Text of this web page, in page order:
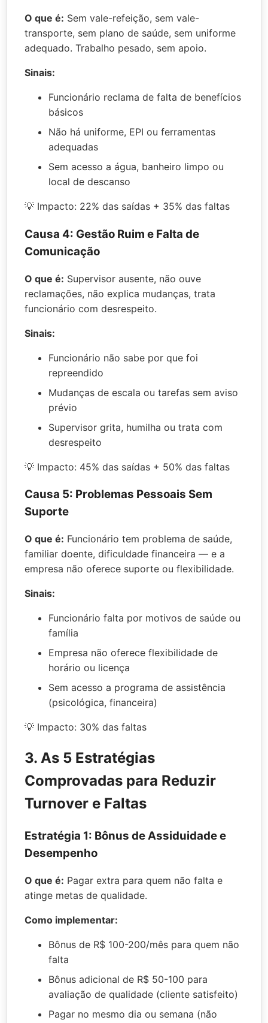
O que é: Sem vale-refeição, sem vale-
transporte, sem plano de saúde, sem uniforme
adequado. Trabalho pesado, sem apoio.
Sinais:
Funcionário reclama de falta de benefícios
básicos
Não há uniforme, EPI ou ferramentas
adequadas
Sem acesso a água, banheiro limpo ou
local de descanso
💡 Impacto: 22% das saídas + 35% das faltas
Causa 4: Gestão Ruim e Falta de
Comunicação
O que é: Supervisor ausente, não ouve
reclamações, não explica mudanças, trata
funcionário com desrespeito.
Sinais:
Funcionário não sabe por que foi
repreendido
Mudanças de escala ou tarefas sem aviso
prévio
Supervisor grita, humilha ou trata com
desrespeito
💡 Impacto: 45% das saídas + 50% das faltas
Causa 5: Problemas Pessoais Sem
Suporte
O que é: Funcionário tem problema de saúde,
familiar doente, dificuldade financeira — e a
empresa não oferece suporte ou flexibilidade.
Sinais:
Funcionário falta por motivos de saúde ou
família
Empresa não oferece flexibilidade de
horário ou licença
Sem acesso a programa de assistência
(psicológica, financeira)
💡 Impacto: 30% das faltas
3. As 5 Estratégias
Comprovadas para Reduzir
Turnover e Faltas
Estratégia 1: Bônus de Assiduidade e
Desempenho
O que é: Pagar extra para quem não falta e
atinge metas de qualidade.
Como implementar:
Bônus de R$ 100-200/mês para quem não
falta
Bônus adicional de R$ 50-100 para
avaliação de qualidade (cliente satisfeito)
Pagar no mesmo dia ou semana (não